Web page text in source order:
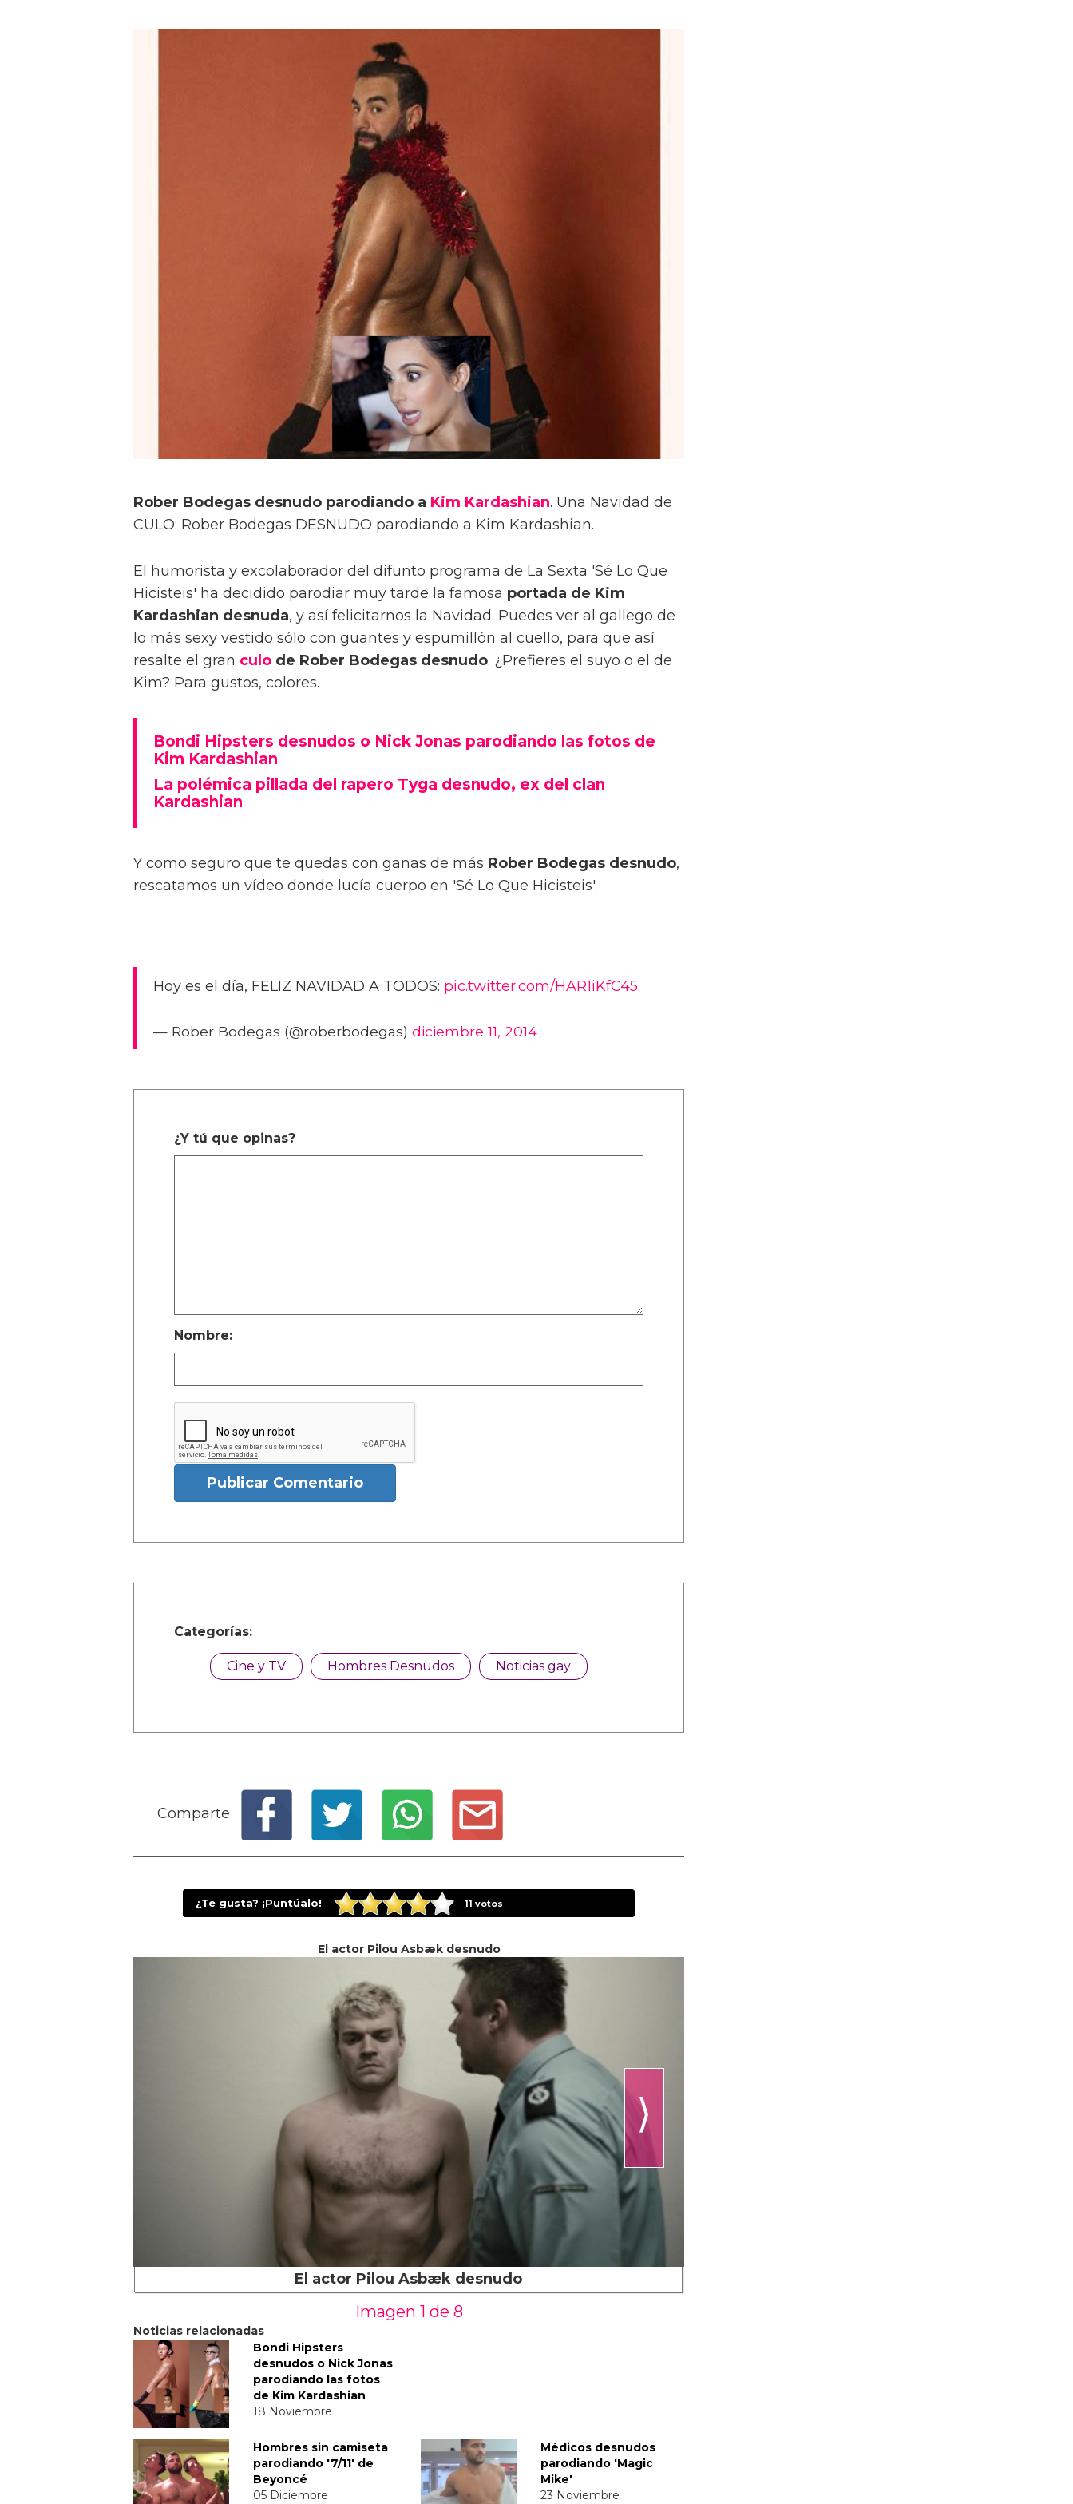
Rober Bodegas desnudo parodiando a Kim Kardashian. Una Navidad de
CULO: Rober Bodegas DESNUDO parodiando a Kim Kardashian.
El humorista y excolaborador del difunto programa de La Sexta 'Sé Lo Que
Hicisteis' ha decidido parodiar muy tarde la famosa portada de Kim
Kardashian desnuda, y así felicitarnos la Navidad. Puedes ver al gallego de
lo más sexy vestido sólo con guantes y espumillón al cuello, para que así
resalte el gran culo de Rober Bodegas desnudo. ¿Prefieres el suyo o el de
Kim? Para gustos, colores.
Bondi Hipsters desnudos o Nick Jonas parodiando las fotos de
Kim Kardashian
La polémica pillada del rapero Tyga desnudo, ex del clan
Kardashian
Y como seguro que te quedas con ganas de más Rober Bodegas desnudo,
rescatamos un vídeo donde lucía cuerpo en 'Sé Lo Que Hicisteis'.
Hoy es el día, FELIZ NAVIDAD A TODOS: pic.twitter.com/HAR1iKfC45
— Rober Bodegas (@roberbodegas) diciembre 11, 2014
¿Y tú que opinas?
Nombre:
Publicar Comentario
Categorías:
Cine y TV Hombres Desnudos Noticias gay
Comparte
¿Te gusta? ¡Puntúalo! 11 votos
El actor Pilou Asbæk desnudo
⟩
El actor Pilou Asbæk desnudo
Imagen 1 de 8
Noticias relacionadas
Bondi Hipsters
desnudos o Nick Jonas
parodiando las fotos
de Kim Kardashian
18 Noviembre
Hombres sin camiseta
parodiando '7/11' de
Beyoncé
05 Diciembre
Médicos desnudos
parodiando 'Magic
Mike'
23 Noviembre